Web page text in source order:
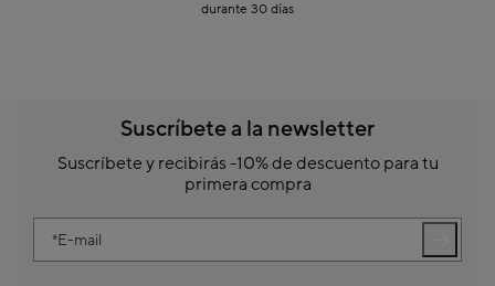
durante 30 días
Suscríbete a la newsletter
Suscríbete y recibirás -10% de descuento para tu
primera compra
E-mail